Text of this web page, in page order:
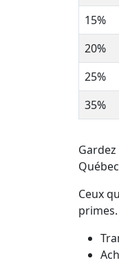
15%
20%
25%
35%
Ceux